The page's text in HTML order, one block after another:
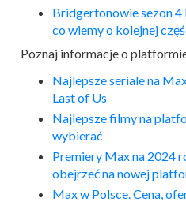
Bridgertonowie sezon
co wiemy o kolejnej
Poznaj informacje o
Najlepsze seriale na
Last of Us
Najlepsze filmy na
wybierać
Premiery Max na 2024
obejrzeć na nowej
Max w Polsce. Cena,